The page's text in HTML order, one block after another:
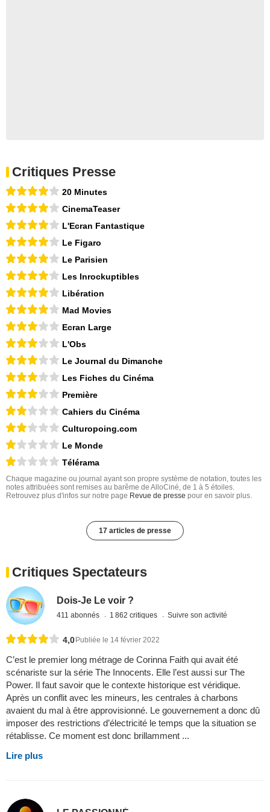
Critiques Presse
20 Minutes
CinemaTeaser
L'Ecran Fantastique
Le Figaro
Le Parisien
Les Inrockuptibles
Libération
Mad Movies
Ecran Large
L'Obs
Le Journal du Dimanche
Les Fiches du Cinéma
Première
Cahiers du Cinéma
Culturopoing.com
Le Monde
Télérama
Chaque magazine ou journal ayant son propre système de notation, toutes les
notes attribuées sont remises au barême de AlloCiné, de 1 à 5 étoiles.
Retrouvez plus d'infos sur notre page Revue de presse pour en savoir plus.
17 articles de presse
Critiques Spectateurs
Dois-Je Le voir ?
411 abonnés 1 862 critiques Suivre son activité
4,0 Publiée le 14 février 2022
C’est le premier long métrage de Corinna Faith qui avait été
scénariste sur la série The Innocents. Elle l’est aussi sur The
Power. Il faut savoir que le contexte historique est véridique.
Après un conflit avec les mineurs, les centrales à charbons
avaient du mal à être approvisionné. Le gouvernement a donc dû
imposer des restrictions d’électricité le temps que la situation se
rétablisse. Ce moment est donc brillamment ...
Lire plus